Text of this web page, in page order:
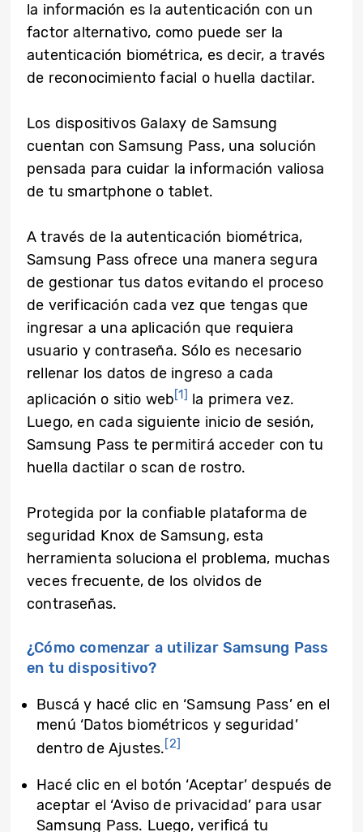
la información es la autenticación con un
factor alternativo, como puede ser la
autenticación biométrica, es decir, a través
de reconocimiento facial o huella dactilar.
Los dispositivos Galaxy de Samsung
cuentan con Samsung Pass, una solución
pensada para cuidar la información valiosa
de tu smartphone o tablet.
A través de la autenticación biométrica,
Samsung Pass ofrece una manera segura
de gestionar tus datos evitando el proceso
de verificación cada vez que tengas que
ingresar a una aplicación que requiera
usuario y contraseña. Sólo es necesario
rellenar los datos de ingreso a cada
aplicación o sitio web[1] la primera vez.
Luego, en cada siguiente inicio de sesión,
Samsung Pass te permitirá acceder con tu
huella dactilar o scan de rostro.
Protegida por la confiable plataforma de
seguridad Knox de Samsung, esta
herramienta soluciona el problema, muchas
veces frecuente, de los olvidos de
contraseñas.
¿Cómo comenzar a utilizar Samsung Pass
en tu dispositivo?
Buscá y hacé clic en ‘Samsung Pass’ en el
menú ‘Datos biométricos y seguridad’
dentro de Ajustes.[2]
Hacé clic en el botón ‘Aceptar’ después de
aceptar el ‘Aviso de privacidad’ para usar
Samsung Pass. Luego, verificá tu